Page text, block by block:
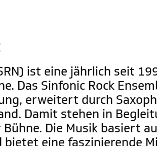
ist eine jährlich seit
Das Sinfonic Rock
erweitert durch
Damit stehen in
Die Musik basiert
eine faszinierende